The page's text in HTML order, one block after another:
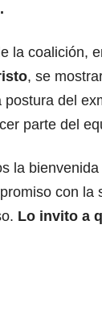
la coalición,
, se
postura del
parte del
la
con la
Lo invito a